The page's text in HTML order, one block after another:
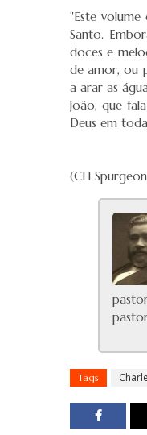
"Este
Santo.
doces e
de amor, ou
a arar as
João, que
Deus em
(CH
Tags